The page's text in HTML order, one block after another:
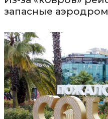
запасные